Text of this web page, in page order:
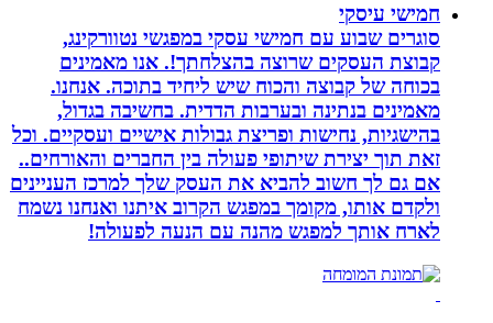
חמישי עיסקי
סוגרים שבוע עם חמישי עסקי במפגשי נטוורקינג,
קבוצת העסקים שרוצה בהצלחתך!. אנו מאמינים
בכוחה של קבוצה והכוח שיש ליחיד בתוכה. אנחנו.
מאמינים בנתינה ובערבות הדדית. בחשיבה בגדול,
בהישגיות, נחישות ופריצת גבולות אישיים ועסקיים. וכל
זאת תוך יצירת שיתופי פעולה בין החברים והאורחים..
אם גם לך חשוב להביא את העסק שלך למרכז העניינים
ולקדם אותו, מקומך במפגש הקרוב איתנו ואנחנו נשמח
לארח אותך למפגש מהנה עם הנעה לפעולה!